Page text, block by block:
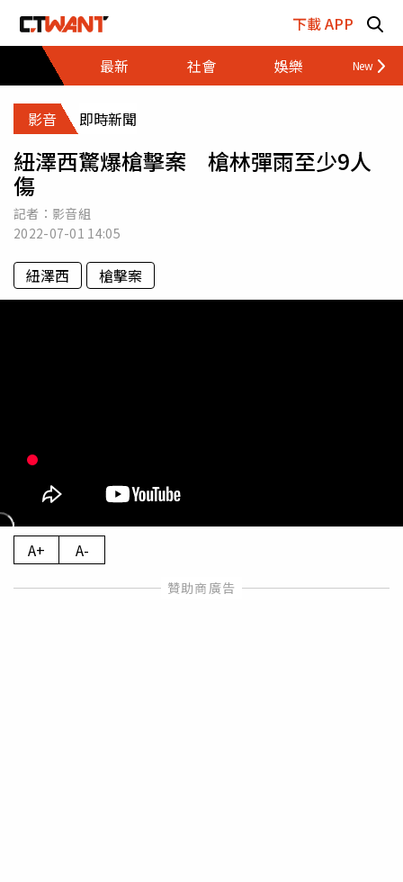
下載 APP
最新
社會 娛樂 財經
影音 即時新聞
紐澤西驚爆槍擊案 槍林彈雨至少9人
傷
記者：影音組
2022-07-01 14:05
紐澤西 槍擊案
A+ A-